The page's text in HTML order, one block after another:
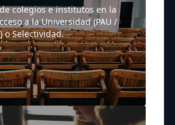
colegios e institutos en la
a la Universidad (PAU /
o Selectividad.